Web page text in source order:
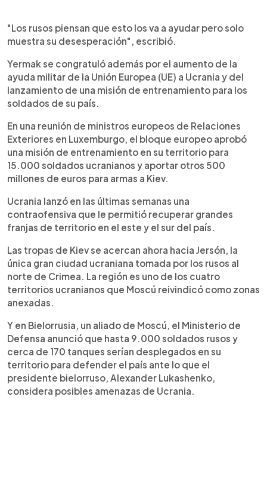
"Los rusos piensan que esto los va a ayudar pero solo
muestra su desesperación", escribió.
Yermak se congratuló además por el aumento de la
ayuda militar de la Unión Europea (UE) a Ucrania y del
lanzamiento de una misión de entrenamiento para los
soldados de su país.
En una reunión de ministros europeos de Relaciones
Exteriores en Luxemburgo, el bloque europeo aprobó
una misión de entrenamiento en su territorio para
15.000 soldados ucranianos y aportar otros 500
millones de euros para armas a Kiev.
Ucrania lanzó en las últimas semanas una
contraofensiva que le permitió recuperar grandes
franjas de territorio en el este y el sur del país.
Las tropas de Kiev se acercan ahora hacia Jersón, la
única gran ciudad ucraniana tomada por los rusos al
norte de Crimea. La región es uno de los cuatro
territorios ucranianos que Moscú reivindicó como zonas
anexadas.
Y en Bielorrusia, un aliado de Moscú, el Ministerio de
Defensa anunció que hasta 9.000 soldados rusos y
cerca de 170 tanques serían desplegados en su
territorio para defender el país ante lo que el
presidente bielorruso, Alexander Lukashenko,
considera posibles amenazas de Ucrania.